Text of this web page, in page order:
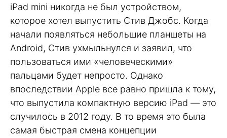
iPad mini никогда не был устройством,
которое хотел выпустить Стив Джобс. Когда
начали появляться небольшие планшеты на
Android, Стив ухмыльнулся и заявил, что
пользоваться ими «человеческими»
пальцами будет непросто. Однако
впоследствии Apple все равно пришла к тому,
что выпустила компактную версию iPad — это
случилось в 2012 году. В то время это была
самая быстрая смена концепции